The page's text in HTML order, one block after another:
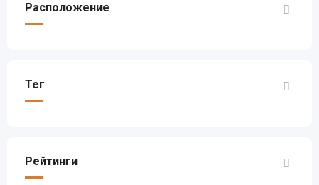
Расположение
Тег
Рейтинги